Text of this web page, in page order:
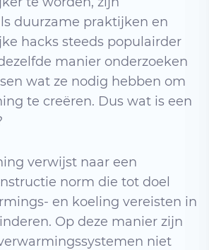
duurzame praktijken en
hacks steeds populairder
manier onderzoeken
wat ze nodig hebben om
te creëren. Dus wat is een
verwijst naar een
norm die tot doel
en koeling vereisten in
Op deze manier zijn
niet